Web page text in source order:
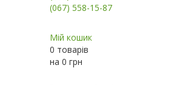
(067) 558-15-87
Мій кошик
0 товарів
на 0 грн